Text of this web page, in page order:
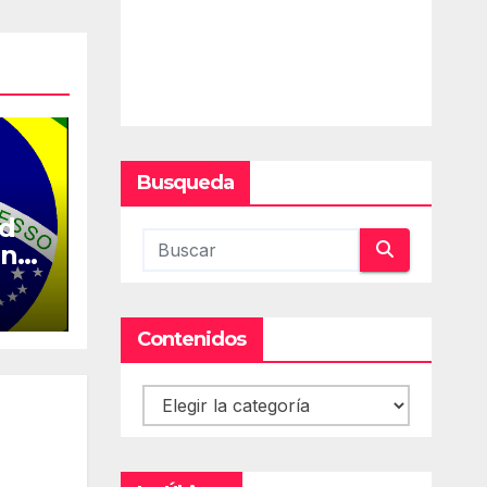
Busqueda
Contenidos
Contenidos